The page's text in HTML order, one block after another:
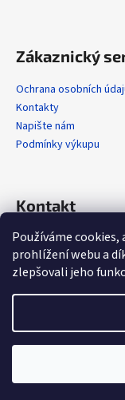
Používáme
prohlížení webu a
zlepšovali jeho
Zákaznický
Ochrana osobních
Kontakty
Napište nám
Podmínky výkupu
Kontakt
info@alola.cz
+420 608 608 358
https://
alola.cz/